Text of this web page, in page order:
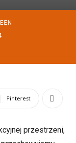
Pinterest
przestrzeni,